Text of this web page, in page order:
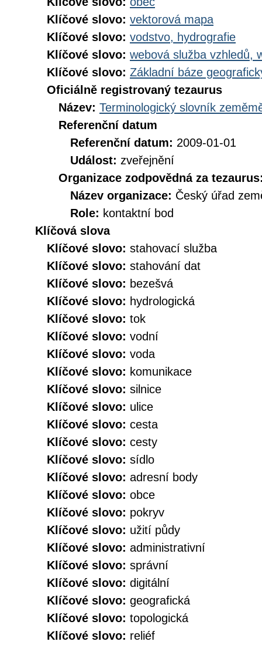
Klíčové slovo: vektorová mapa
Klíčové slovo: vodstvo, hydrografie
Klíčové slovo: webová služba vzhledů,
Klíčové slovo: Základní báze
Oficiálně registrovaný tezaurus
Název: Terminologický slovník
Referenční datum
Referenční datum: 2009-01-01
Událost: zveřejnění
Organizace zodpovědná za
Název organizace: Český úřad
Role: kontaktní bod
Klíčová slova
Klíčové slovo: stahovací služba
Klíčové slovo: stahování dat
Klíčové slovo: bezešvá
Klíčové slovo: hydrologická
Klíčové slovo: tok
Klíčové slovo: vodní
Klíčové slovo: voda
Klíčové slovo: komunikace
Klíčové slovo: silnice
Klíčové slovo: ulice
Klíčové slovo: cesta
Klíčové slovo: cesty
Klíčové slovo: sídlo
Klíčové slovo: adresní body
Klíčové slovo: obce
Klíčové slovo: pokryv
Klíčové slovo: užití půdy
Klíčové slovo: administrativní
Klíčové slovo: správní
Klíčové slovo: digitální
Klíčové slovo: geografická
Klíčové slovo: topologická
Klíčové slovo: reliéf